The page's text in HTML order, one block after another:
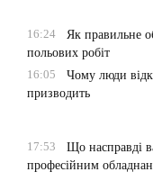
16:24
Як правильне
польових робіт
16:05
Чому люди
призводить
17:53
Що насправді
професійним